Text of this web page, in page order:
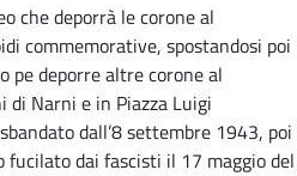
che deporrà le corone al
commemorative, spostandosi poi
pe deporre altre corone al
Narni e in Piazza Luigi
dall’8 settembre 1943, poi
dai fascisti il 17 maggio del